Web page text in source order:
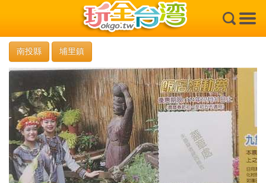
×
南投縣 埔里鎮